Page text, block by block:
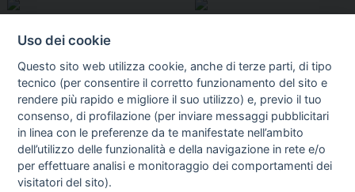
I libri Vedi tutti
Uso dei cookie
Questo sito web utilizza cookie, anche di terze parti, di tipo
tecnico (per consentire il corretto funzionamento del sito e
rendere più rapido e migliore il suo utilizzo) e, previo il tuo
consenso, di profilazione (per inviare messaggi pubblicitari
in linea con le preferenze da te manifestate nell’ambito
dell’utilizzo delle funzionalità e della navigazione in rete e/o
per effettuare analisi e monitoraggio dei comportamenti dei
visitatori del sito).